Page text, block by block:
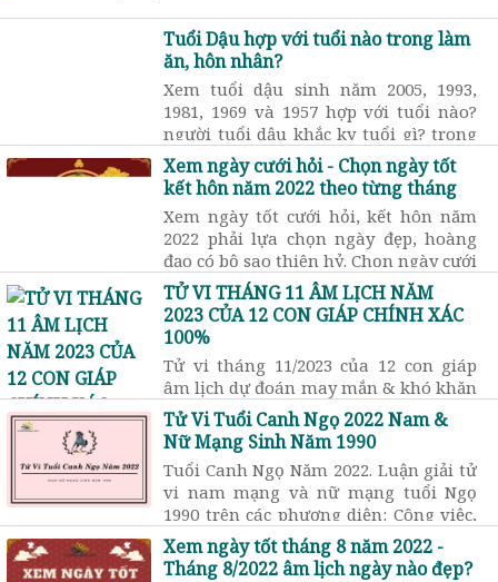
Tuổi Dậu hợp với tuổi nào trong làm
ăn, hôn nhân?
Xem tuổi dậu sinh năm 2005, 1993,
1981, 1969 và 1957 hợp với tuổi nào?
người tuổi dậu khắc kỵ tuổi gì? trong
hôn nhân và kết hợp làm ăn. Chọn
tuổi hợp tuổi dậu theo tam hợp, lục
hợp có chính xác không?
Xem ngày cưới hỏi - Chọn ngày tốt
kết hôn năm 2022 theo từng tháng
Xem ngày tốt cưới hỏi, kết hôn năm
2022 phải lựa chọn ngày đẹp, hoàng
đạo có bộ sao thiên hỷ. Chọn ngày cưới
hỏi phải dựa trên tuổi cô dâu và chú
rể.
TỬ VI THÁNG 11 ÂM LỊCH NĂM
2023 CỦA 12 CON GIÁP CHÍNH XÁC
100%
Tử vi tháng 11/2023 của 12 con giáp
âm lịch dự đoán may mắn & khó khăn
về tài lộc, công việc, tình cảm… Xem
tử vi tháng 11 âm năm 2023 tuổi nào
tốt? Tuổi nào xấu?
Tử Vi Tuổi Canh Ngọ 2022 Nam &
Nữ Mạng Sinh Năm 1990
Tuổi Canh Ngọ Năm 2022. Luận giải tử
vi nam mạng và nữ mạng tuổi Ngọ
1990 trên các phương diện: Công việc,
sức khỏe, tình cảm, vận hạn trong
năm mới 2022.
Xem ngày tốt tháng 8 năm 2022 -
Tháng 8/2022 âm lịch ngày nào đẹp?